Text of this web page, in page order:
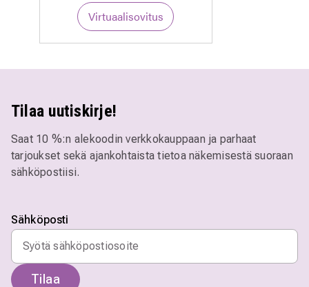
Virtuaalisovitus
Tilaa uutiskirje!
Saat 10 %:n alekoodin verkkokauppaan ja parhaat
tarjoukset sekä ajankohtaista tietoa näkemisestä suoraan
sähköpostiisi.
Sähköposti
Tilaa